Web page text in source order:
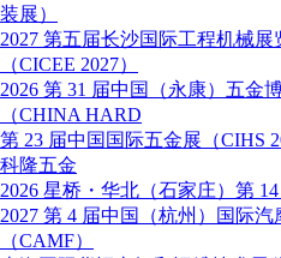
装展）
2027 第五届长沙国际工程机械展
（CICEE 2027）
2026 第 31 届中国（永康）五金
（CHINA HARD
第 23 届中国国际五金展（CIHS
科隆五金
2026 星桥・华北（石家庄）第
2027 第 4 届中国（杭州）国际汽
（CAMF）